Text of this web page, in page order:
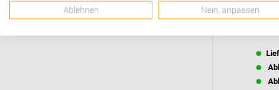
Ablehnen Nein, anpassen